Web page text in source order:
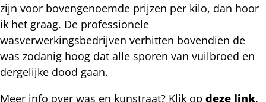
zijn voor bovengenoemde prijzen per kilo, dan hoor
ik het graag. De professionele
wasverwerkingsbedrijven verhitten bovendien de
was zodanig hoog dat alle sporen van vuilbroed en
dergelijke dood gaan.
Meer info over was en kunstraat? Klik op deze link.